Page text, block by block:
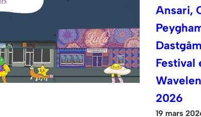
Ansari,
Festival
2026
19 mars